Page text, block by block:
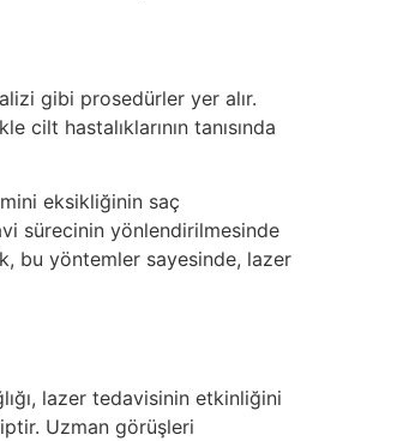
gibi prosedürler yer alır.
hastalıklarının tanısında
eksikliğinin saç
sürecinin yönlendirilmesinde
bu yöntemler sayesinde, lazer
lazer tedavisinin etkinliğini
Uzman görüşleri